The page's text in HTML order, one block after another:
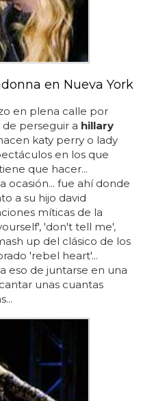
en Nueva York
en plena calle por
de perseguir a hillary
katy perry o lady
en los que
que hacer...
ocasión... fue ahí donde
a su hijo david
míticas de la
'don't tell me',
up del clásico de los
'rebel heart'...
eso de juntarse en una
unas cuantas